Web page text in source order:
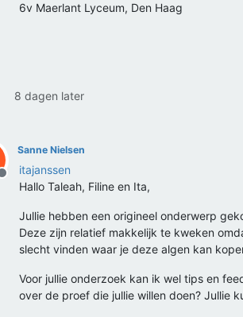
6v Maerlant Lyceum, Den Haag
8 dagen later
Offline
Sanne Nielsen
itajanssen
Hallo Taleah, Filine en Ita,
Jullie hebben een origineel onderwerp
Deze zijn relatief makkelijk te kweken
slecht vinden waar je deze algen kan
Voor jullie onderzoek kan ik wel tips en
over de proef die jullie willen doen? Jullie